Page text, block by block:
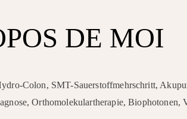
DE MOI
Colon, SMT-Sauerstoffmehrschritt,
Orthomolekulartherapie, Biophotonen,